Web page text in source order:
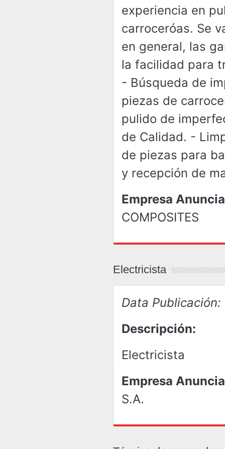
experiencia en
carroceróas. Se
en general, las
la facilidad para
- Búsqueda de
piezas de
pulido de
de Calidad. -
de piezas para
y recepción de
Empresa
COMPOSITES
Electricista
Data Publicación:
Descripción:
Electricista
Empresa
S.A.